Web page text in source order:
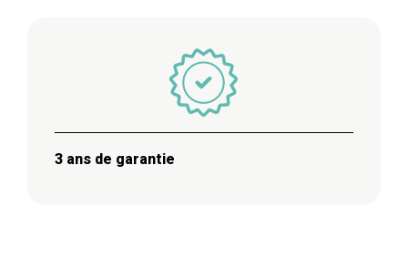
3 ans de garantie